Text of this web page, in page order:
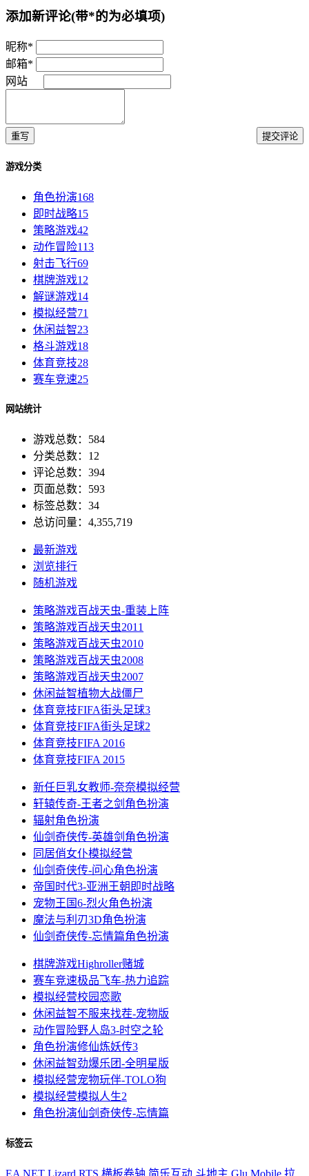
添加新评论(带*的为必填项)
昵称*
邮箱*
网站
重写 提交评论
游戏分类
角色扮演168
即时战略15
策略游戏42
动作冒险113
射击飞行69
棋牌游戏12
解谜游戏14
模拟经营71
休闲益智23
格斗游戏18
体育竞技28
赛车竞速25
网站统计
游戏总数：584
分类总数：12
评论总数：394
页面总数：593
标签总数：34
总访问量：4,355,719
最新游戏
浏览排行
随机游戏
策略游戏百战天虫-重装上阵
策略游戏百战天虫2011
策略游戏百战天虫2010
策略游戏百战天虫2008
策略游戏百战天虫2007
休闲益智植物大战僵尸
体育竞技FIFA街头足球3
体育竞技FIFA街头足球2
体育竞技FIFA 2016
体育竞技FIFA 2015
新任巨乳女教师-奈奈模拟经营
轩辕传奇-王者之剑 角色扮演
辐射角色扮演
仙剑奇侠传-英雄剑 角色扮演
同居俏女仆模拟经营
仙剑奇侠传-问心角色扮演
帝国时代3-亚洲王朝即时战略
宠物王国6-烈火角色扮演
魔法与利刃3D角色扮演
仙剑奇侠传-忘情篇角色扮演
棋牌游戏Highroller赌城
赛车竞速极品飞车-热力追踪
模拟经营校园恋歌
休闲益智不服来找茬-宠物版
动作冒险野人岛3-时空之轮
角色扮演修仙炼妖传3
休闲益智劲爆乐团-全明星版
模拟经营宠物玩伴-TOLO狗
模拟经营模拟人生2
角色扮演仙剑奇侠传-忘情篇
标签云
EA NET Lizard RTS 横板卷轴 简乐互动 斗地主 Glu Mobile 拉